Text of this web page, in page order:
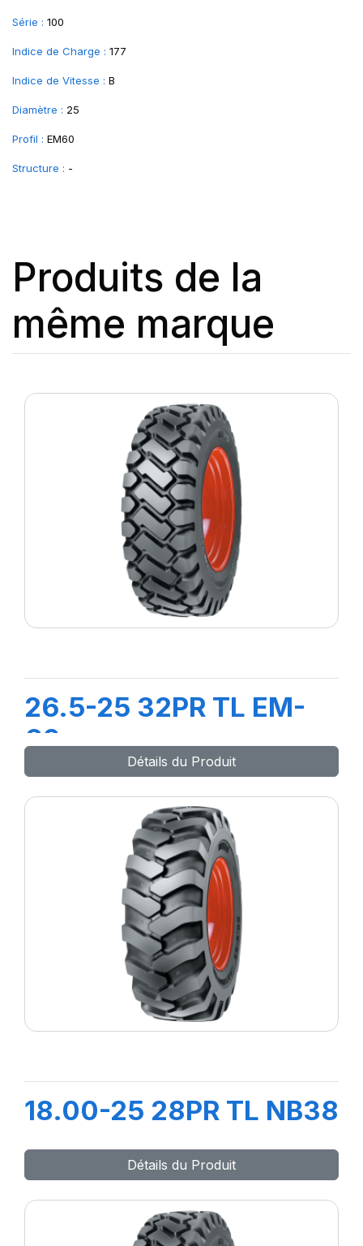
Série : 100
Indice de Charge : 177
Indice de Vitesse : B
Diamètre : 25
Profil : EM60
Structure : -
Produits de la
même marque
26.5-25 32PR TL EM-
60
Détails du Produit
18.00-25 28PR TL NB38
Détails du Produit